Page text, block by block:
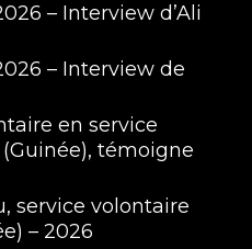
Saison 9 #04
– Interview d’Ali
– Interview de
en service
témoigne
service volontaire
– 2026